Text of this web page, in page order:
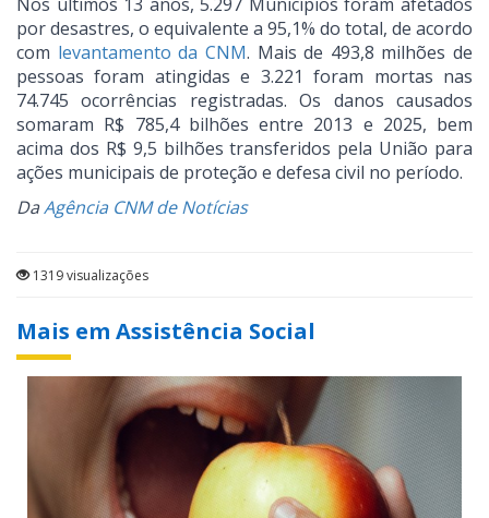
por desastres, o equivalente a 95,1% do total, de acordo
com levantamento da CNM. Mais de 493,8 milhões de
pessoas foram atingidas e 3.221 foram mortas nas
74.745 ocorrências registradas. Os danos causados
somaram R$ 785,4 bilhões entre 2013 e 2025, bem
acima dos R$ 9,5 bilhões transferidos pela União para
ações municipais de proteção e defesa civil no período.
DaAgência CNM de Notícias
1319 visualizações
Mais em Assistência Social